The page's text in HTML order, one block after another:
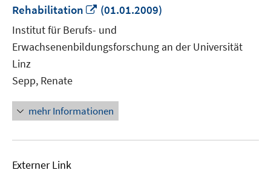
Rehabilitation
In
neuem
Fenster
öffnen
(01.01.2009)
Institut für Berufs- und
Erwachsenenbildungsforschung an der Universität
Linz
Sepp, Renate
mehr Informationen
Externer Link